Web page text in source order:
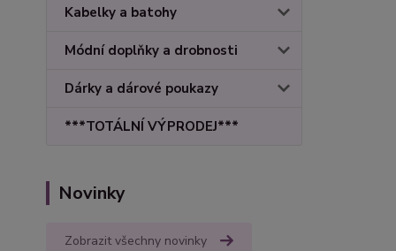
Kabelky a batohy
Módní doplňky a drobnosti
Dárky a dárové poukazy
***TOTÁLNÍ VÝPRODEJ***
Novinky
Zobrazit všechny novinky